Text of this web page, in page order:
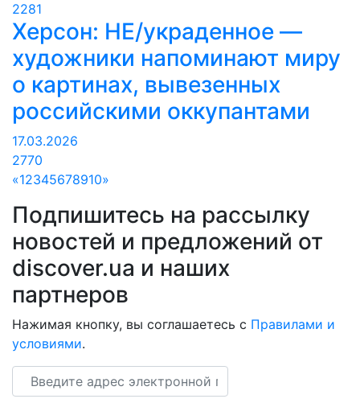
2281
Херсон: НЕ/украденное —
художники напоминают миру
о картинах, вывезенных
российскими оккупантами
17.03.2026
2770
«12345678910»
Подпишитесь на рассылку
новостей и предложений от
discover.ua и наших
партнеров
Нажимая кнопку, вы соглашаетесь с Правилами и
условиями.
Email